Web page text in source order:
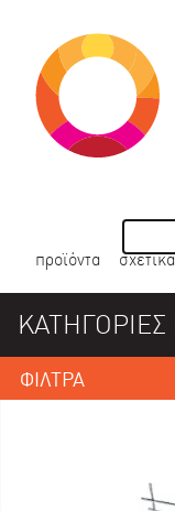
προϊόντα σχετικά
ΦΙΛΤΡΑ